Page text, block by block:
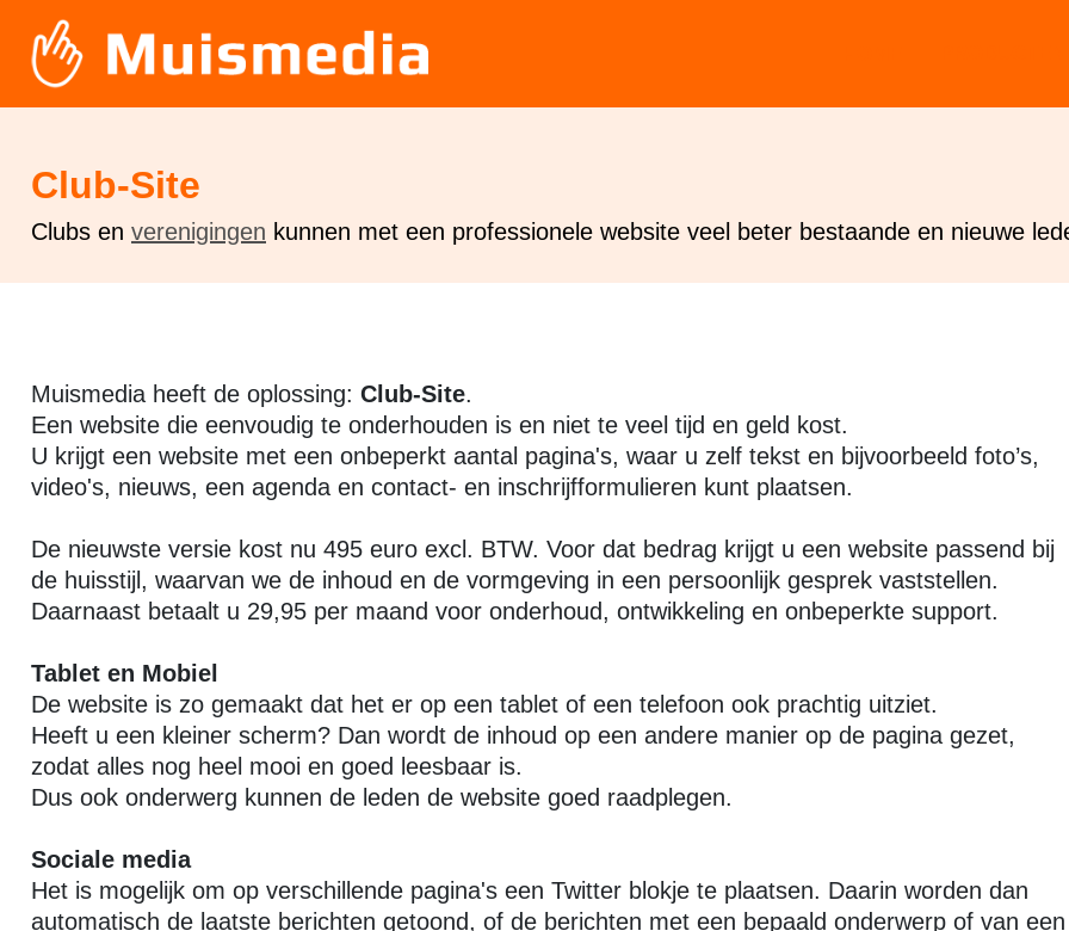
Club-Site
Clubs en verenigingen kunnen met een professionele website veel beter bestaande en nieuwe
Muismedia heeft de oplossing: Club-Site.
Een website die eenvoudig te onderhouden is en niet te veel tijd en geld kost.
U krijgt een website met een onbeperkt aantal pagina's, waar u zelf tekst en bijvoorbeeld foto’s,
video's, nieuws, een agenda en contact- en inschrijfformulieren kunt plaatsen.
De nieuwste versie kost nu 495 euro excl. BTW. Voor dat bedrag krijgt u een website passend bij
de huisstijl, waarvan we de inhoud en de vormgeving in een persoonlijk gesprek vaststellen.
Daarnaast betaalt u 29,95 per maand voor onderhoud, ontwikkeling en onbeperkte support.
Tablet en Mobiel
De website is zo gemaakt dat het er op een tablet of een telefoon ook prachtig uitziet.
Heeft u een kleiner scherm? Dan wordt de inhoud op een andere manier op de pagina gezet,
zodat alles nog heel mooi en goed leesbaar is.
Dus ook onderwerg kunnen de leden de website goed raadplegen.
Sociale media
Het is mogelijk om op verschillende pagina's een Twitter blokje te plaatsen. Daarin worden dan
automatisch de laatste berichten getoond, of de berichten met een bepaald onderwerp of van een